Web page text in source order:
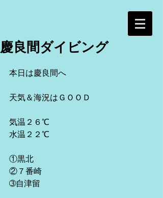
慶良間ダイビング
本日は慶良間へ
天気＆海況はＧＯＯＤ
気温２６℃
水温２２℃
①黒北
②７番崎
➂自津留